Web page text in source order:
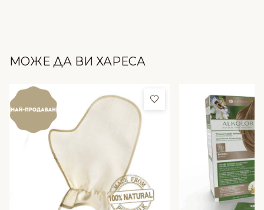
МОЖЕ ДА ВИ ХАРЕСА
Добави в любими